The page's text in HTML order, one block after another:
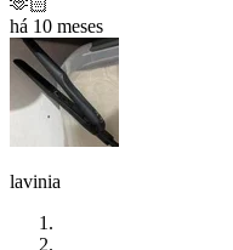
🫶🏻
há 10 meses
lavinia